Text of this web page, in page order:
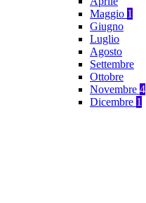
Maggio 1
Giugno
Luglio
Agosto
Settembre
Ottobre
Novembre 4
Dicembre 1